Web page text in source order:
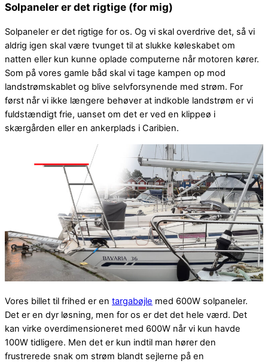
Solpaneler er det rigtige (for mig)
Solpaneler er det rigtige for os. Og vi skal overdrive det, så vi
aldrig igen skal være tvunget til at slukke køleskabet om
natten eller kun kunne oplade computerne når motoren kører.
Som på vores gamle båd skal vi tage kampen op mod
landstrømskablet og blive selvforsynende med strøm. For
først når vi ikke længere behøver at indkoble landstrøm er vi
fuldstændigt frie, uanset om det er ved en klippeø i
skærgården eller en ankerplads i Caribien.
Vores billet til frihed er en targabøjle med 600W solpaneler.
Det er en dyr løsning, men for os er det det hele værd. Det
kan virke overdimensioneret med 600W når vi kun havde
100W tidligere. Men det er kun indtil man hører den
frustrerede snak om strøm blandt sejlerne på en